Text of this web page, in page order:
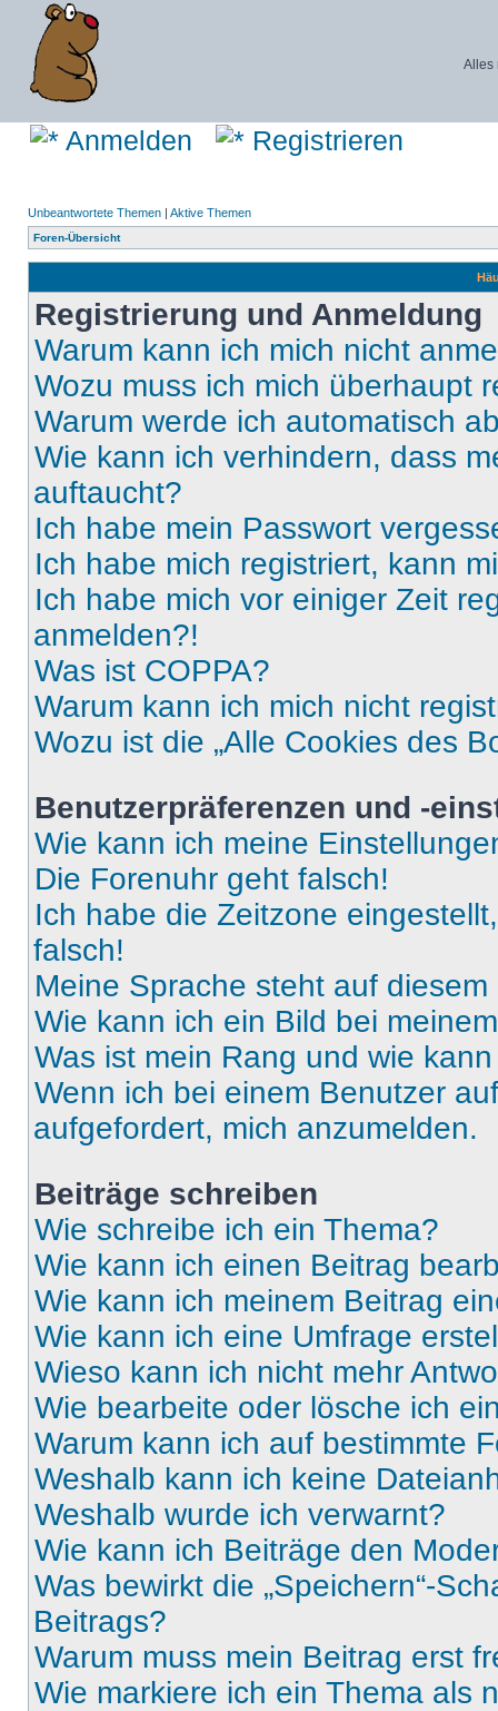
Alles
Anmelden Registrieren
Unbeantwortete Themen | Aktive Themen
Foren-Übersicht
Registrierung und Anmeldung
Warum kann ich mich nicht
Wozu muss ich mich überhaupt
Warum werde ich automatisch
Wie kann ich verhindern, dass
auftaucht?
Ich habe mein Passwort
Ich habe mich registriert, kann
Ich habe mich vor einiger Zeit
anmelden?!
Was ist COPPA?
Warum kann ich mich nicht
Wozu ist die „Alle Cookies des
Benutzerpräferenzen und -
Wie kann ich meine
Die Forenuhr geht falsch!
Ich habe die Zeitzone
falsch!
Meine Sprache steht auf
Wie kann ich ein Bild bei
Was ist mein Rang und wie
Wenn ich bei einem Benutzer
aufgefordert, mich anzumelden.
Beiträge schreiben
Wie schreibe ich ein Thema?
Wie kann ich einen Beitrag
Wie kann ich meinem Beitrag
Wie kann ich eine Umfrage
Wieso kann ich nicht mehr
Wie bearbeite oder lösche ich
Warum kann ich auf bestimmte
Weshalb kann ich keine
Weshalb wurde ich verwarnt?
Wie kann ich Beiträge den
Was bewirkt die „Speichern“-
Beitrags?
Warum muss mein Beitrag erst
Wie markiere ich ein Thema als